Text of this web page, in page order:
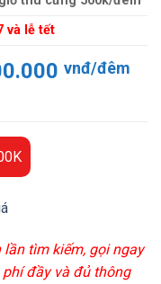
và lễ tết
vnđ/
vnđ/đêm
tìm kiếm, gọi ngay
đầy và đủ thông